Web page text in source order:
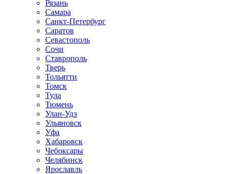
Рязань
Самара
Санкт-Петербург
Саратов
Севастополь
Сочи
Ставрополь
Тверь
Тольятти
Томск
Тула
Тюмень
Улан-Удэ
Ульяновск
Уфа
Хабаровск
Чебоксары
Челябинск
Ярославль